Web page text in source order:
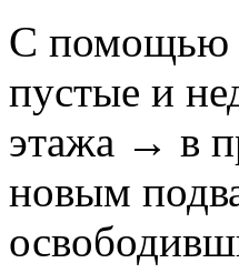
С помощью
пустые и
этажа → в
новым